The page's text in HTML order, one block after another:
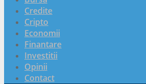
Credite
Cripto
Economii
Finantare
Investitii
Opinii
Contact